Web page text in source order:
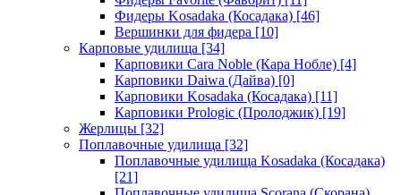
Фидеры Kosadaka (Косадака) [46]
Вершинки для фидера [10]
Карповые удилища [34]
Карповики Cara Noble (Кара Нобле) [4]
Карповики Daiwa (Дайва) [0]
Карповики Kosadaka (Косадака) [11]
Карповики Prologic (Пролоджик) [19]
Жерлицы [32]
Поплавочные удилища [32]
Поплавочные удилища Kosadaka (Косадака)
[21]